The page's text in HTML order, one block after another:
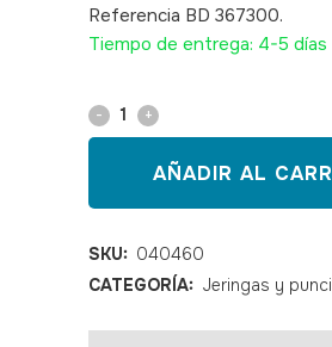
Referencia BD 367300.
Tiempo de entrega: 4-5 días
ADAPTADOR
VACUTAINER
LUER
BD
PARA
AÑADIR AL
SKU: 040460
CATEGORÍA: Jeringas y